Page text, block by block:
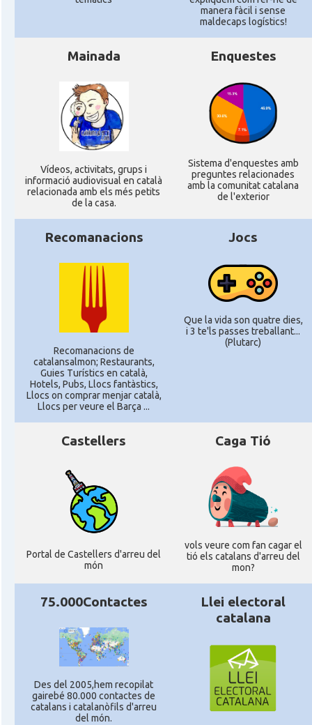
manera fàcil i sense
maldecaps logí­stics!
Mainada
Ví­deos, activitats, grups i
informació audiovisual en català
relacionada amb els més petits
de la casa.
Enquestes
Sistema d'enquestes amb
preguntes relacionades
amb la comunitat catalana
de l'exterior
Recomanacions
Recomanacions de
catalansalmon; Restaurants,
Guies Turístics en català,
Hotels, Pubs, Llocs fantàstics,
Llocs on comprar menjar català,
Llocs per veure el Barça ...
Jocs
Que la vida son quatre dies,
i 3 te'ls passes treballant...
(Plutarc)
Castellers
Portal de Castellers d'arreu del
món
Caga Tió
vols veure com fan cagar el
tió els catalans d'arreu del
mon?
75.000Contactes
Des del 2005,hem recopilat
gairebé 80.000 contactes de
catalans i catalanòfils d'arreu
del món.
Llei electoral
catalana